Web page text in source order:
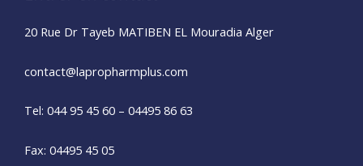
20 Rue Dr Tayeb MATIBEN EL Mouradia Alger
contact@lapropharmplus.com​
Tel: 044 95 45 60 – 04495 86 63
Fax: 04495 45 05